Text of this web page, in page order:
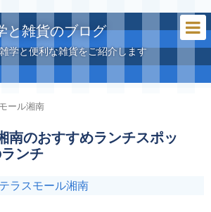
と雑貨のブログ
学と便利な雑貨をご紹介します
ール湘南
南のおすすめランチスポッ
ンチ
テラスモール湘南